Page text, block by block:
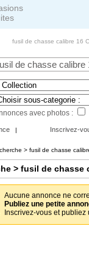
fusil de chasse calibre 16
avec photos :
| Inscrivez-
> fusil de chasse
> fusil de chasse
Aucune annonce ne
Publiez une petite
Inscrivez-vous et